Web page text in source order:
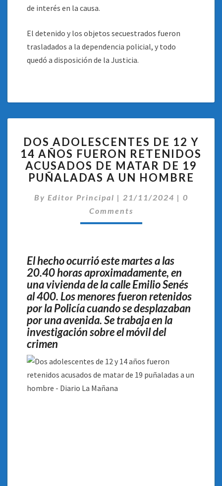
de interés en la causa.
El detenido y los objetos secuestrados fueron
trasladados a la dependencia policial, y todo
quedó a disposición de la Justicia.
ADOLESCENTES
DE
12
Y
AÑOS
FUERON
DE
19
PUÑALADAS
A
UN
HOMBRE
DOS ADOLESCENTES DE 12 Y
14 AÑOS FUERON RETENIDOS
ACUSADOS DE MATAR DE 19
PUÑALADAS A UN HOMBRE
By Editor Principal | 21/11/2024 | 0
Comments
El hecho ocurrió este martes a las
20.40 horas aproximadamente, en
una vivienda de la calle Emilio Senés
al 400. Los menores fueron retenidos
por la Policía cuando se desplazaban
por una avenida. Se trabaja en la
investigación sobre el móvil del
crimen